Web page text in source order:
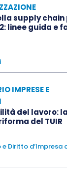
supply chain
linee guida e
IMPRESE E
del lavoro:
del TUIR
Diritto d’Impresa